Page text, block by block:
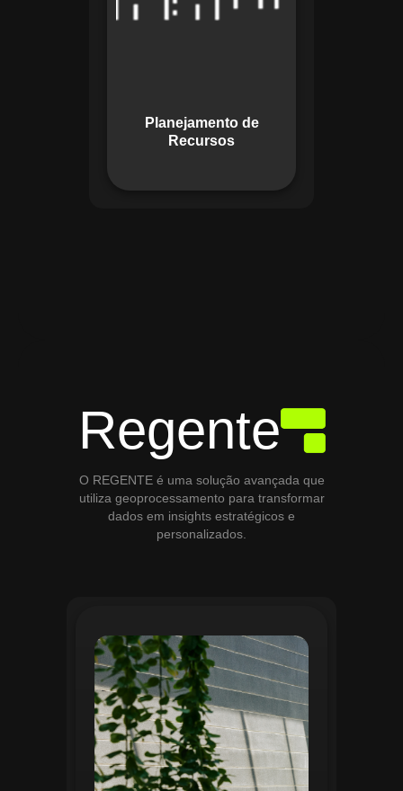
Planejamento de
Recursos
garante o uso
promovendo
Regente
O REGENTE é uma solução avançada que
utiliza geoprocessamento para transformar
dados em insights estratégicos e
personalizados.
O módulo de Gestão de Áreas Verdes do
Regente aplica tecnologias avançadas de
geoprocessamento para mapear e
monitorar espaços verdes, registrando
localização, tipo de vegetação e estado
de conservação. Ele organiza fluxos de
manutenção e garante que as atividades
sejam realizadas de forma eficiente e
programada. Relatórios analíticos ajudam
a avaliar ações realizadas, promovendo a
sustentabilidade e o uso estratégico do
espaço urbano.